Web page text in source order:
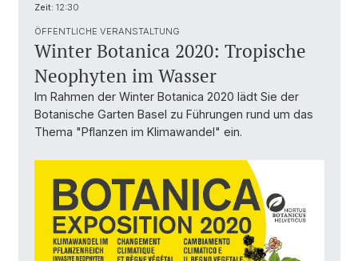
Zeit: 12:30
ÖFFENTLICHE VERANSTALTUNG
Winter Botanica 2020: Tropische
Neophyten im Wasser
Im Rahmen der Winter Botanica 2020 lädt Sie der
Botanische Garten Basel zu Führungen rund um das
Thema "Pflanzen im Klimawandel" ein.